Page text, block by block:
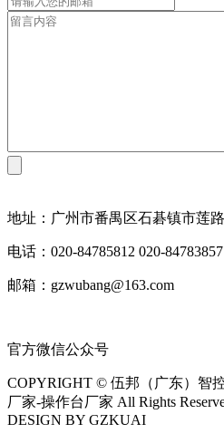
地址：广州市番禺区石碁镇市莲
电话：020-84785812 020-84783857
邮箱：gzwubang@163.com
官方微信公众号
COPYRIGHT © 伍邦（广东）智
厂家-操作台厂家 All Rights
DESIGN BY GZKUAI